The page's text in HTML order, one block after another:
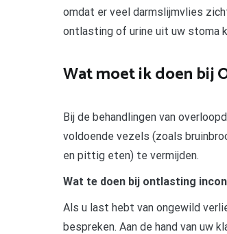
omdat er veel darmslijmvlies
ontlasting of urine uit uw stoma
Wat moet ik doen bij
Bij de behandlingen van
voldoende vezels (zoals
en pittig eten) te vermijden.
Wat te doen bij ontlasting
Als u last hebt van ongewild
bespreken. Aan de hand van uw